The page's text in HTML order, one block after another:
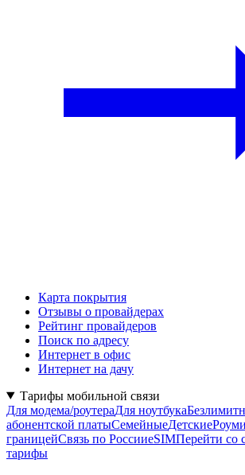
Карта покрытия
Отзывы о провайдерах
Рейтинг провайдеров
Поиск по адресу
Интернет в офис
Интернет на дачу
Тарифы мобильной связи
Для модема/роутераДля ноутбука
абонентской платыСемейныеДетские
границейСвязь по РоссииeSIMПерейти со
тарифы